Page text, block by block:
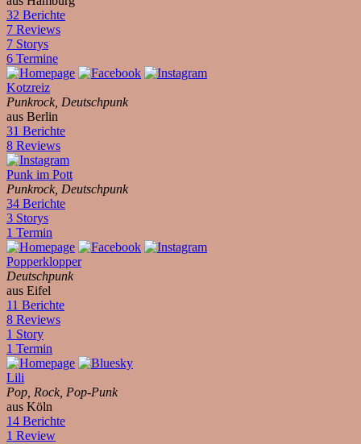
32 Berichte
7 Reviews
7 Storys
6 Termine
Kotzreiz
Punkrock, Deutschpunk
aus Berlin
31 Berichte
8 Reviews
Punk im Pott
Punkrock, Deutschpunk
34 Berichte
3 Storys
1 Termin
Popperklopper
Deutschpunk
aus Eifel
11 Berichte
8 Reviews
1 Story
1 Termin
Lili
Pop, Rock, Pop-Punk
aus Köln
14 Berichte
1 Review